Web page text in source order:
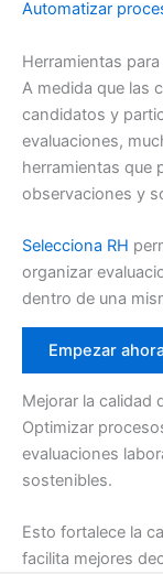
Automatizar
Herramientas
A medida que las
candidatos y
evaluaciones,
herramientas que
observaciones y
Selecciona RH
organizar
dentro de una
Empezar
Mejorar la calidad
Optimizar
evaluaciones
sostenibles.
Esto fortalece la
facilita mejores